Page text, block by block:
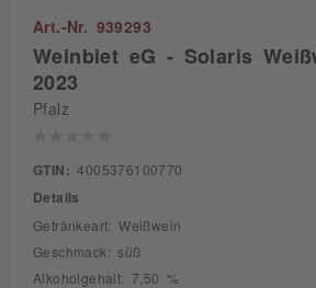
Art.-Nr. 939293
Weinbiet eG - Solaris
2023
Pfalz
GTIN: 4005376100770
Details
Getränkeart: Weißwein
Geschmack: süß
Alkoholgehalt: 7,50 %